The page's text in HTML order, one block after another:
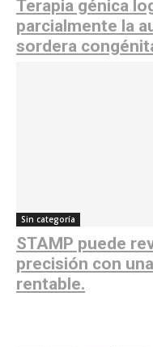
Terapia génica
parcialmente la
sordera
Sin categoría
STAMP puede
precisión con
rentable.